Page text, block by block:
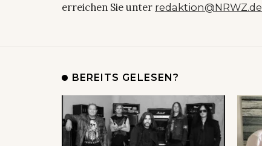
erreichen Sie unter redaktion@NRWZ.de
BEREITS GELESEN?